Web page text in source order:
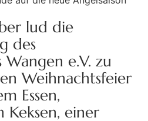
lud die
des
Wangen e.V. zu
Weihnachtsfeier
Essen,
Keksen, einer